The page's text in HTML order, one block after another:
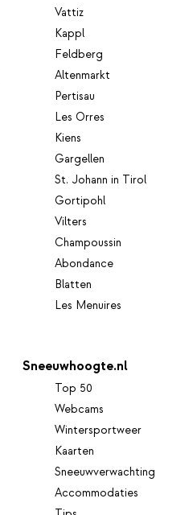
Vattiz
Kappl
Feldberg
Altenmarkt
Pertisau
Les Orres
Kiens
Gargellen
St. Johann in Tirol
Gortipohl
Vilters
Champoussin
Abondance
Blatten
Les Menuires
Sneeuwhoogte.nl
Top 50
Webcams
Wintersportweer
Kaarten
Sneeuwverwachting
Accommodaties